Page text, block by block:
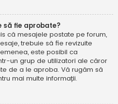
să fie aprobate?
că mesajele postate pe forum,
trebuie să fie revizuite
este posibil ca
un grup de utilizatori ale căror
de a le aproba. Vă rugăm să
mai multe informații.